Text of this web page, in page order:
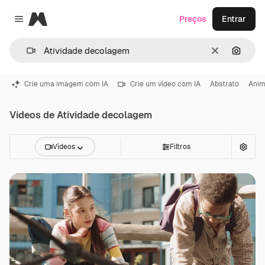
Close menu
Magnific
Limpar
Preços Entrar
Crie uma imagem com IA Crie um vídeo com IA Abstrato
Vídeos de Atividade decolagem
Vídeos Filtros